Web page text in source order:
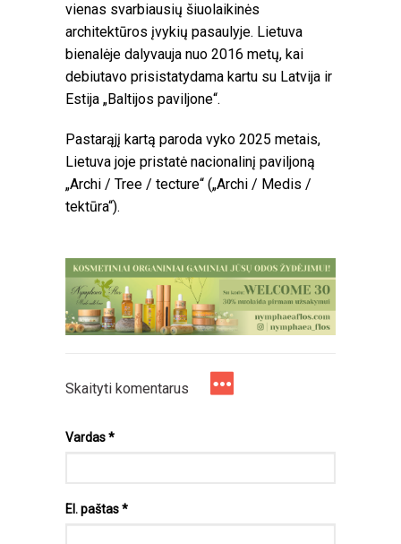
vienas svarbiausių šiuolaikinės
architektūros įvykių pasaulyje. Lietuva
bienalėje dalyvauja nuo 2016 metų, kai
debiutavo prisistatydama kartu su Latvija ir
Estija „Baltijos paviljone“.
Pastarąjį kartą paroda vyko 2025 metais,
Lietuva joje pristatė nacionalinį paviljoną
„Archi / Tree / tecture“ („Archi / Medis /
tektūra“).
Skaityti komentarus
Vardas*
El. paštas*